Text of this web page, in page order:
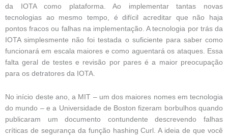
da IOTA como plataforma.Ao implementar tantas novas
tecnologias ao mesmo tempo, é difícil acreditar que não haja
pontos fracos ou falhas na implementação.A tecnologia por trás da
IOTA simplesmente não foi testada o suficiente para saber como
funcionará em escala maiores e como aguentará os ataques. Essa
falta geral de testes e revisão por pares é a maior preocupação
para os detratores da IOTA.
No início deste ano, a MIT – um dos maiores nomes em tecnologia
do mundo – e a Universidade de Boston fizeram borbulhos quando
publicaram um documento contundente descrevendo falhas
críticas de segurança da função hashing Curl.A ideia de que você